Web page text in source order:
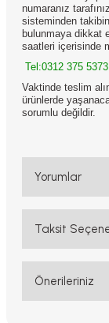
numaranız
sisteminden
bulunmaya dikkat
saatleri içerisinde
Tel:0312 375 5373
Vaktinde teslim
ürünlerde
sorumlu değildir.
Yorumlar
Taksit
Önerileriniz